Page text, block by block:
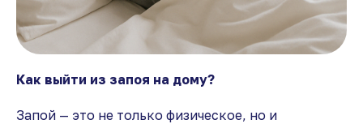
Как выйти из запоя на дому?
Запой — это не только физическое, но и